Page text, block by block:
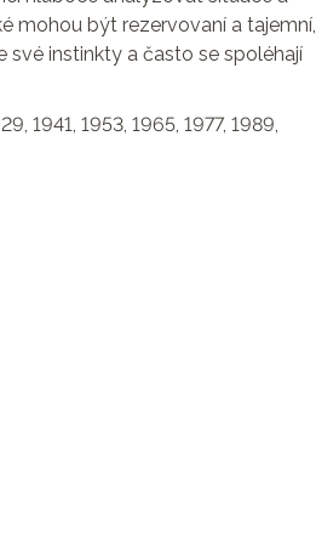
mohou být rezervovaní a tajemní,
své instinkty a často se spoléhají
1941, 1953, 1965, 1977, 1989,